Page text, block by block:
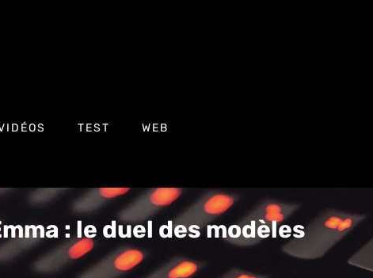
TEST WEB
: le duel des modèles